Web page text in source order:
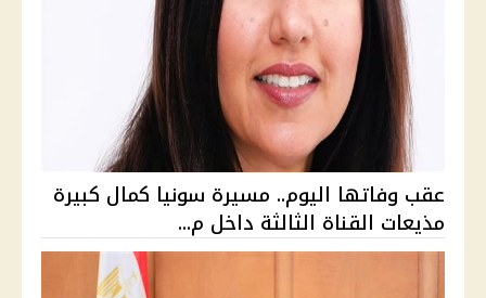
عقب وفاتها اليوم.. مسيرة سونيا كمال كبيرة
مذيعات القناة الثالثة داخل م...